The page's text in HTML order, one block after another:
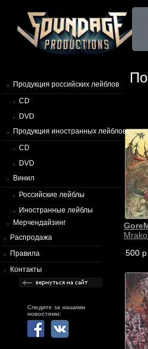
Продукция российских лейблов
CD
DVD
Продукция иностранных лейблов
CD
DVD
Винил
Российские лейблы
Иностранные лейблы
Мерчендайзинг
Распродажа
Правила
Контакты
Следите за нашими
новостями:
500 р.